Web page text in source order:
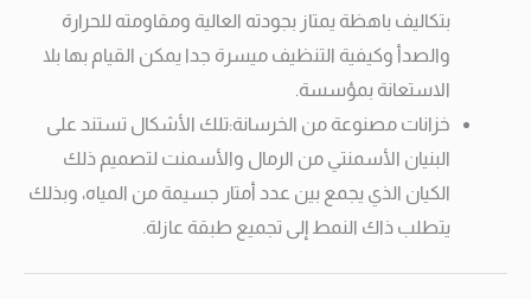
بتكاليف باهظة يمتاز بجودته العالية ومقاومته للحرارة
والصدأ وكيفية التنظيف ميسرة جدا يمكن القيام بها بلا
الاستعانة بمؤسسة.
خزانات مصنوعة من الخرسانة:تلك الأشكال تستند على
البنيان الأسمنتي من الرمال والأسمنت لتصميم ذلك
الكيان الذي يجمع بين عدد أمتار جسيمة من المياه، وبذلك
يتطلب ذاك النمط إلى تجميع طبقة عازلة.